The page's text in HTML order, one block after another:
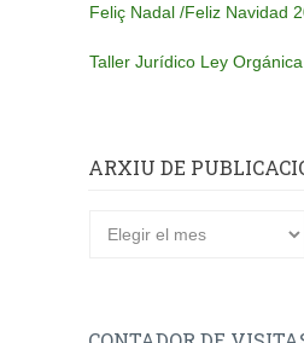
Feliç Nadal /Feliz Navidad
Taller Jurídico Ley
ARXIU DE